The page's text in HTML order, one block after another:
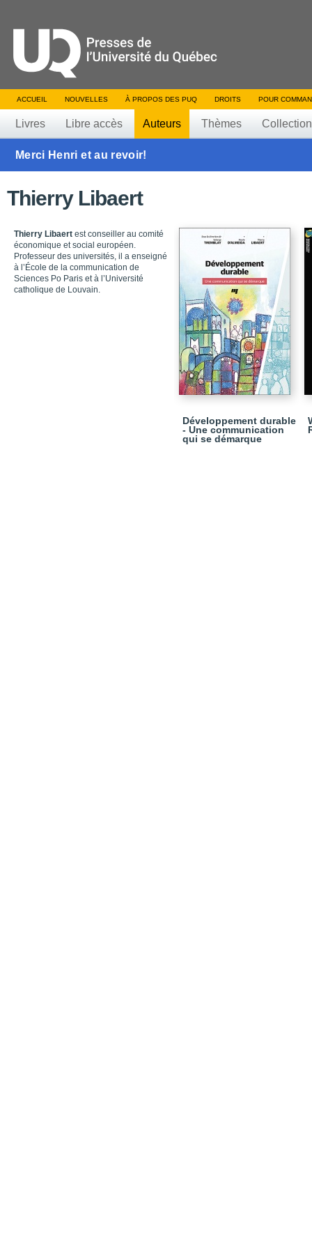
ACCUEIL NOUVELLES À PROPOS DES PUQ DROITS POUR
Livres Libre accès Auteurs Thèmes
Merci Henri et au revoir!
Thierry Libaert
Thierry Libaert est conseiller au comité
économique et social européen.
Professeur des universités, il a enseigné
à l’École de la communication de
Sciences Po Paris et à l’Université
catholique de Louvain.
Développement durable
- Une communication
qui se démarque